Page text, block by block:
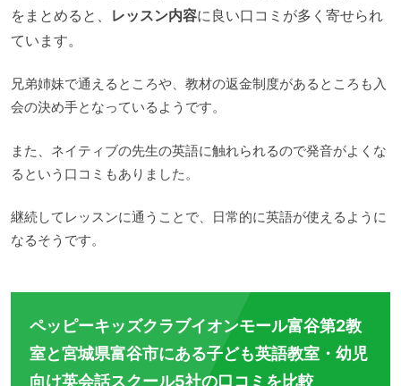
をまとめると、
レッスン内容に良い口コミが多く寄せられ
ています。
兄弟姉妹で通えるところや、教材の返金制度があるところも入
会の決め手となっているようです。
また、ネイティブの先生の英語に触れられるので発音がよくな
るという口コミもありました。
継続してレッスンに通うことで、日常的に英語が使えるように
なるそうです。
ペッピーキッズクラブイオンモール富谷第2教
室と宮城県富谷市にある子ども英語教室・幼児
向け英会話スクール5社の口コミを比較